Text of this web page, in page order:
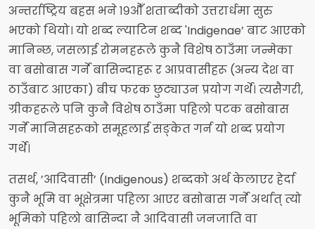
अन्तर्राष्ट्रिय बहस भने १९औँ शताब्दीको उत्तरार्धमा सुरु
भएको थियो। यो शब्द ल्याटिन शब्द 'Indigenae’ बाट आएको
मानिन्छ, जसलाई रोमनहरूले कुनै विशेष ठाउँमा जन्मेका
वा बसोबास गर्ने बासिन्दाहरू र आप्रवासीहरू (अन्य देश वा
ठाउँबाट आएका) बीच फरक छुट्याउन प्रयोग गर्थे। त्यसैगरी,
ग्रीकहरूले पनि कुनै विशेष ठाउँमा पहिलो पटक बसोबास
गर्ने मानिसहरूको समूहलाई सङ्केत गर्न यो शब्द प्रयोग
गर्थे।
तसर्थ, ’आदिवासी’ (Indigenous) शब्दको अर्थ केलाएर हेर्दा
कुनै भूमि वा भूक्षेत्रमा पहिला आएर बसोबास गर्ने अर्थात् त्यो
भूमिको पहिलो बासिन्दा नै आदिवासी जनजाति वा